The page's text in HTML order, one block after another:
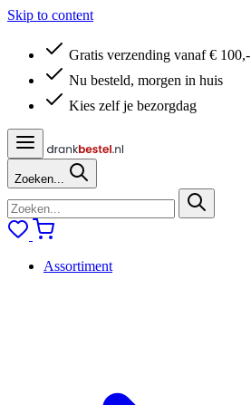
Skip to content
Gratis verzending vanaf € 100,-
Nu besteld, morgen in huis
Kies zelf je bezorgdag
Zoeken...
Assortiment